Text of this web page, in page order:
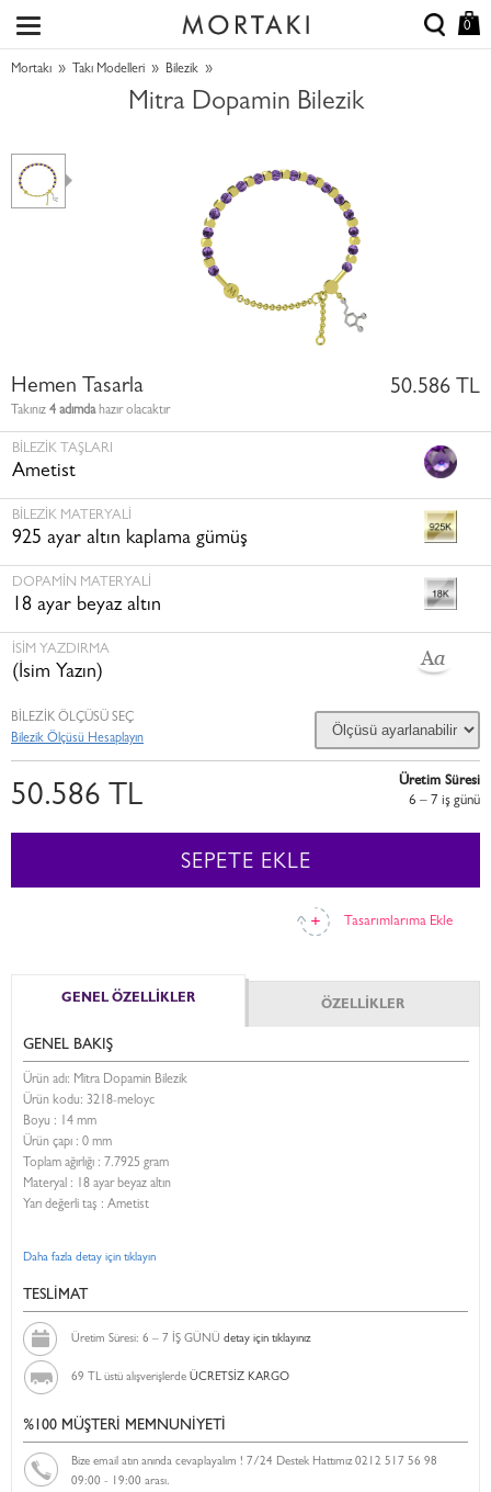
0
Mortakı » Takı Modelleri » Bilezik »
Mitra Dopamin Bilezik
Hemen Tasarla
Takınız 4 adımdahazır olacaktır
50.586 TL
BILEZIK TAŞLARI
Ametist
BILEZIK MATERYALI
925 ayar altın kaplama gümüş
DOPAMIN MATERYALI
18 ayar beyaz altın
İSİM YAZDIRMA
(İsim Yazın)
Tasarımlarıma Ekle
BİLEZİK ÖLÇÜSÜ SEÇ
Bilezik Ölçüsü Hesaplayın
50.586 TL
Üretim Süresi
6 – 7 i̇ş günü
SEPETE EKLE
GENEL ÖZELLİKLER ÖZELLİKLER
GENEL BAKIŞ
Ürün adı: Mitra Dopamin Bilezik
Ürün kodu: 3218-meloyc
Boyu : 14 mm
Ürün çapı : 0 mm
Toplam ağırlığı : 7.7925 gram
Materyal : 18 ayar beyaz altın
Yarı değerli taş : Ametist
Daha fazla detay için tıklayın
TESLİMAT
Üretim Süresi: 6 – 7 İŞ GÜNÜ detay için tıklayınız
69 TL üstü alışverişlerde ÜCRETSİZ KARGO
%100 MÜŞTERİ MEMNUNİYETİ
Bize email atın anında cevaplayalım ! 7/24 Destek Hattımız 0212 517 56 98
09:00 - 19:00 arası.